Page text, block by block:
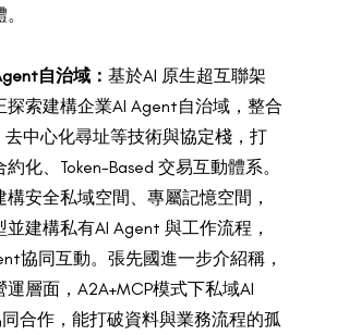
自治域： 基於AI 原生超互聯架
探索建構企業AI Agent自治域，整合
去中心化尋址等技術與協定棧，打
化、Token-Based 交易互動體系。
構安全私域空間、專屬記憶空間，
建構私有AI Agent 與工作流程，
協同互動。張先國進一步介紹稱，
層面，A2A+MCP模式下私域AI
合作，能打破資料與業務流程的孤